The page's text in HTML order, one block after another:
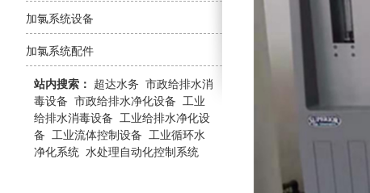
加氯系统设备
加氯系统配件
站内搜索： 超达水务 市政给排水消
毒设备 市政给排水净化设备 工业
给排水消毒设备 工业给排水净化设
备 工业流体控制设备 工业循环水
净化系统 水处理自动化控制系统